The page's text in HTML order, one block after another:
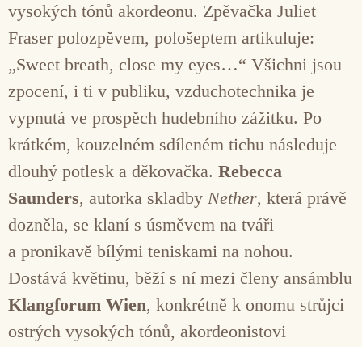
vysokých tónů akordeonu. Zpěvačka Juliet
Fraser polozpěvem, pološeptem artikuluje:
„Sweet breath, close my eyes…“ Všichni jsou
zpocení, i ti v publiku, vzduchotechnika je
vypnutá ve prospěch hudebního zážitku. Po
krátkém, kouzelném sdíleném tichu následuje
dlouhý potlesk a děkovačka. Rebecca
Saunders, autorka skladby Nether, která právě
dozněla, se klaní s úsměvem na tváři
a pronikavě bílými teniskami na nohou.
Dostává květinu, běží s ní mezi členy ansámblu
Klangforum Wien, konkrétně k onomu strůjci
ostrých vysokých tónů, akordeonistovi